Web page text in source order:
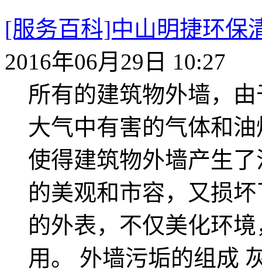
[服务百科]中山明捷环保
2016年06月29日 10:27
所有的建筑物外墙，
大气中有害的气体和
使得建筑物外墙产生
的美观和市容，又损
的外表，不仅美化环
用。 外墙污垢的组成